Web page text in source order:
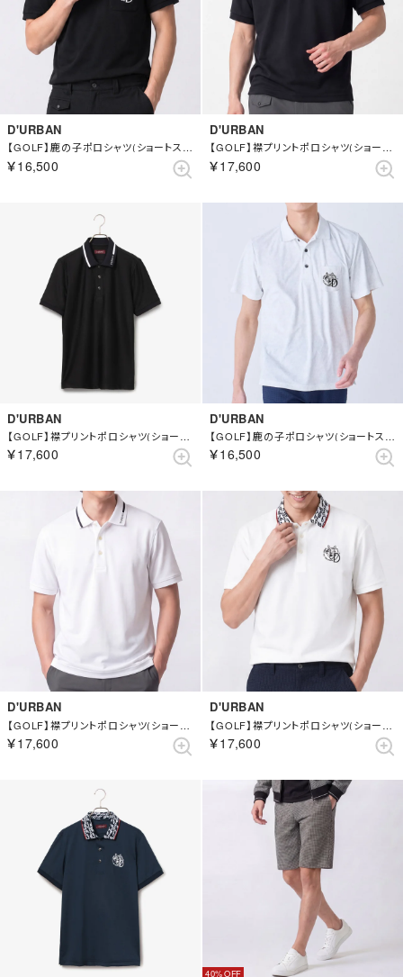
D'URBAN
【GOLF】鹿の子ポロシャツ(ショートスリーブ) （ブラック）
￥16,500
D'URBAN
【GOLF】襟プリントポロシャツ(ショートスリーブ) （ブラック）
￥17,600
D'URBAN
【GOLF】襟プリントポロシャツ(ショートスリーブ) （ブラック）
￥17,600
D'URBAN
【GOLF】鹿の子ポロシャツ(ショートスリーブ) （ホワイト）
￥16,500
D'URBAN
【GOLF】襟プリントポロシャツ(ショートスリーブ) （ホワイト）
￥17,600
D'URBAN
【GOLF】襟プリントポロシャツ(ショートスリーブ) （ホワイト）
￥17,600
40%